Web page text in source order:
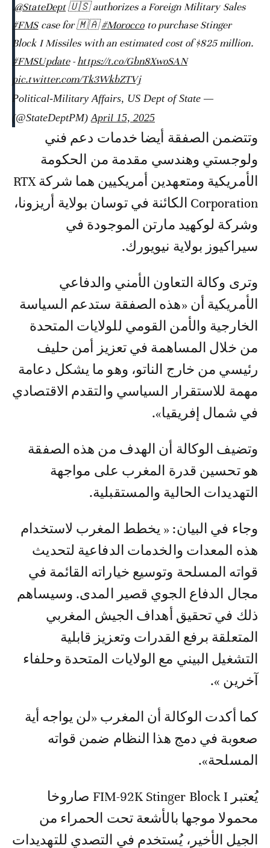
.@StateDept🇺🇸 authorizes a Foreign Military Sales
#FMScase for 🇲🇦#Moroccoto purchase Stinger
Block I Missiles with an estimated cost of $825 million.
#FMSUpdate-https://t.co/Gbn8XwoSAN
pic.twitter.com/Tk3WkbZTVj
— Political-Military Affairs, US Dept of State
(@StateDeptPM)April 15, 2025
وتتضمن الصفقة أيضا خدمات دعم فني
ولوجستي وهندسي مقدمة من الحكومة
الأمريكية ومتعهدين أمريكيين هما شركة RTX
Corporation الكائنة في توسان بولاية أريزونا،
وشركة لوكهيد مارتن الموجودة في
سيراكيوز بولاية نيويورك.
وترى وكالة التعاون الأمني والدفاعي
الأمريكية أن «هذه الصفقة ستدعم السياسة
الخارجية والأمن القومي للولايات المتحدة
من خلال المساهمة في تعزيز أمن حليف
رئيسي من خارج الناتو، وهو ما يشكل دعامة
مهمة للاستقرار السياسي والتقدم الاقتصادي
في شمال إفريقيا».
وتضيف الوكالة أن الهدف من هذه الصفقة
هو تحسين قدرة المغرب على مواجهة
التهديدات الحالية والمستقبلية.
وجاء في البيان: « يخطط المغرب لاستخدام
هذه المعدات والخدمات الدفاعية لتحديث
قواته المسلحة وتوسيع خياراته القائمة في
مجال الدفاع الجوي قصير المدى. وسيساهم
ذلك في تحقيق أهداف الجيش المغربي
المتعلقة برفع القدرات وتعزيز قابلية
التشغيل البيني مع الولايات المتحدة وحلفاء
آخرين ».
كما أكدت الوكالة أن المغرب «لن يواجه أية
صعوبة في دمج هذا النظام ضمن قواته
المسلحة».
يُعتبر FIM-92K Stinger Block I صاروخا
محمولا موجها بالأشعة تحت الحمراء من
الجيل الأخير، يُستخدم في التصدي للتهديدات